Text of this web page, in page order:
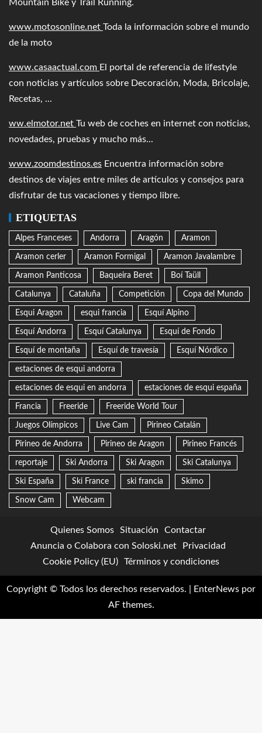
Mountain Bike y Trail Running.
www.motosonline.net Toda la información sobre el mundo
de la moto
www.casaactual.com El portal de referencia de lifestyle
con noticias y artículos sobre Decoración, Moda, Bricolaje,
Recetas, ...
ww.elmotor.net Tu web de coches en internet con noticias,
novedades, pruebas y mucho más...
www.zoomdestinos.es Encuentra información sobre
destinos de viajes entre miles de artículos y consejos para
disfrutar de tus vacaciones y tiempo libre.
ETIQUETAS
Alpes Franceses Andorra Aragón Aramon
Aramon cerler Aramon Formigal Aramon Javalambre
Aramon Panticosa Baqueira Beret Boí Taüll
Catalunya Cataluña Competición Copa del Mundo
Esqui Aragon esqui francia Esquí Alpino
Esquí Andorra Esquí Catalunya Esquí de Fondo
Esquí de montaña Esquí de travesía Esquí Nórdico
estaciones de esqui andorra
estaciones de esqui en andorra estaciones de esqui españa
Francia Freeride Freeride World Tour
Juegos Olímpicos Live Cam Pirineo Catalán
Pirineo de Andorra Pirineo de Aragon Pirineo Francés
reportaje Ski Andorra Ski Aragon Ski Catalunya
Ski España Ski France ski francia Skimo
Snow Cam Webcam
Quienes Somos Situación
Contactar
Anuncia o Colabora con Soloski.net
Privacidad
Cookie Policy (EU)
Términos y condiciones
Copyright © Todos los derechos reservados. EnterNews por
AF themes.